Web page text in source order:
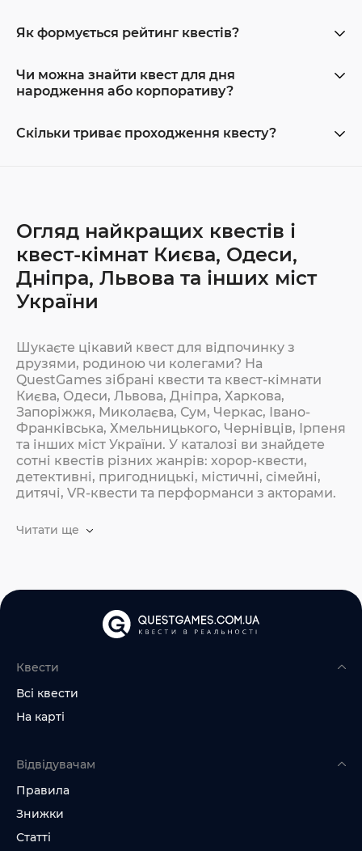
Як формується рейтинг квестів?
Чи можна знайти квест для дня
народження або корпоративу?
Скільки триває проходження квесту?
Огляд найкращих квестів і
квест-кімнат Києва, Одеси,
Дніпра, Львова та інших міст
України
Шукаєте цікавий квест для відпочинку з
друзями, родиною чи колегами? На
QuestGames зібрані квести та квест-кімнати
Києва, Одеси, Львова, Дніпра, Харкова,
Запоріжжя, Миколаєва, Сум, Черкас, Івано-
Франківська, Хмельницького, Чернівців, Ірпеня
та інших міст України. У каталозі ви знайдете
сотні квестів різних жанрів: хорор-квести,
детективні, пригодницькі, містичні, сімейні,
дитячі, VR-квести та перформанси з акторами.
Читати ще
Квести
Всі квести
На карті
Відвідувачам
Правила
Знижки
Статті